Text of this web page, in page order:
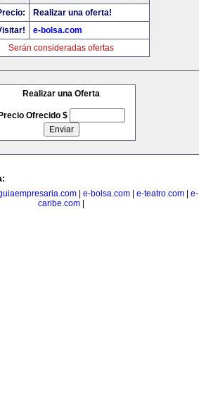
Realizar una oferta!
e-bolsa.com
Serán consideradas ofertas
Realizar una Oferta
Precio Ofrecido $
e-bolsa.com e-teatro.com
e-
caribe.com